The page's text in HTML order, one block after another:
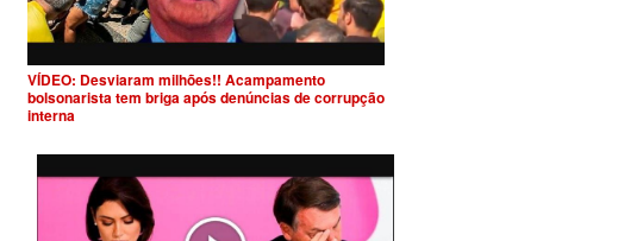
VÍDEO: Desviaram milhões!! Acampamento
bolsonarista tem briga após denúncias de corrupção
interna